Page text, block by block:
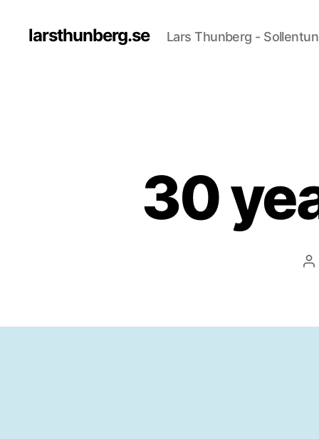
larsthunberg.se Lars Thunberg -
30